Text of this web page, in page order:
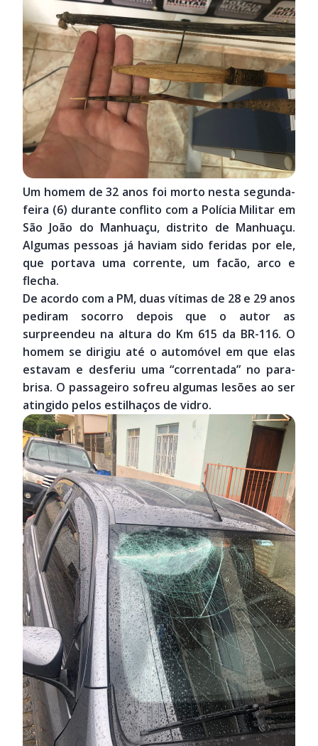
Um homem de 32 anos foi morto nesta segunda-
feira (6) durante conflito com a Polícia Militar em
São João do Manhuaçu, distrito de Manhuaçu.
Algumas pessoas já haviam sido feridas por ele,
que portava uma corrente, um facão, arco e
flecha.
De acordo com a PM, duas vítimas de 28 e 29 anos
pediram socorro depois que o autor as
surpreendeu na altura do Km 615 da BR-116. O
homem se dirigiu até o automóvel em que elas
estavam e desferiu uma “correntada” no para-
brisa. O passageiro sofreu algumas lesões ao ser
atingido pelos estilhaços de vidro.